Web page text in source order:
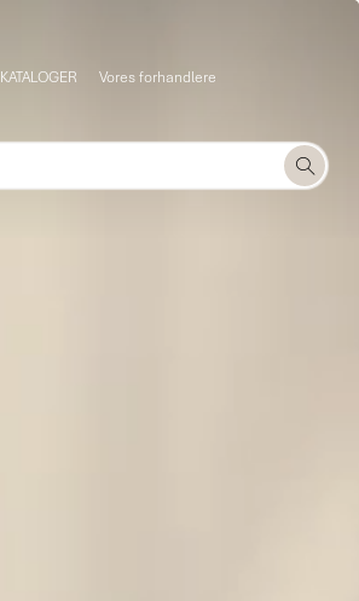
KATALOGER Vores forhandlere